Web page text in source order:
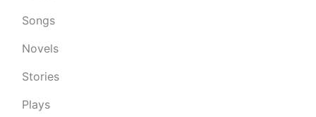
Songs
Novels
Stories
Plays